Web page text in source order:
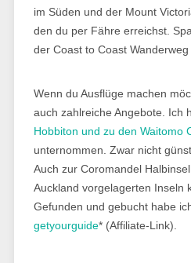
im Süden und der Mount
den du per Fähre erreichst.
der Coast to Coast Wanderweg
Wenn du Ausflüge machen
auch zahlreiche Angebote. Ich
Hobbiton und zu den Waitomo
unternommen. Zwar nicht
Auch zur Coromandel
Auckland vorgelagerten Inseln
Gefunden und gebucht habe
getyourguide* (Affiliate-Link).